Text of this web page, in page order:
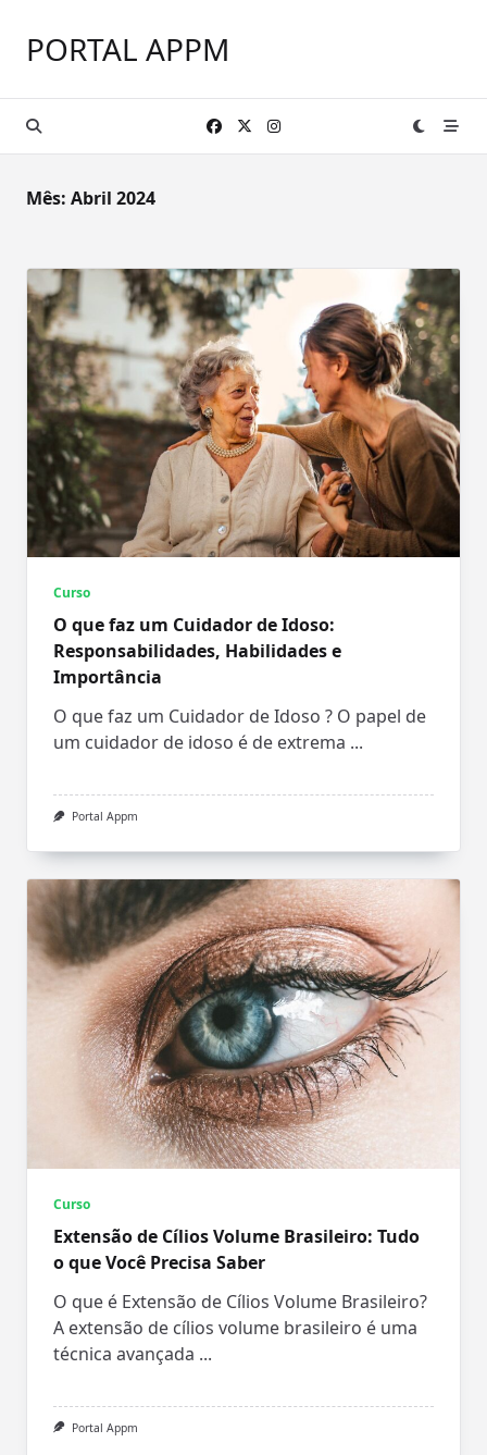
content
PORTAL APPM
Mês: Abril 2024
Curso
O que faz um Cuidador de Idoso:
Responsabilidades, Habilidades e
Importância
O que faz um Cuidador de Idoso ? O papel de
um cuidador de idoso é de extrema ...
Portal Appm
Curso
Extensão de Cílios Volume Brasileiro: Tudo
o que Você Precisa Saber
O que é Extensão de Cílios Volume Brasileiro?
A extensão de cílios volume brasileiro é uma
técnica avançada ...
Portal Appm